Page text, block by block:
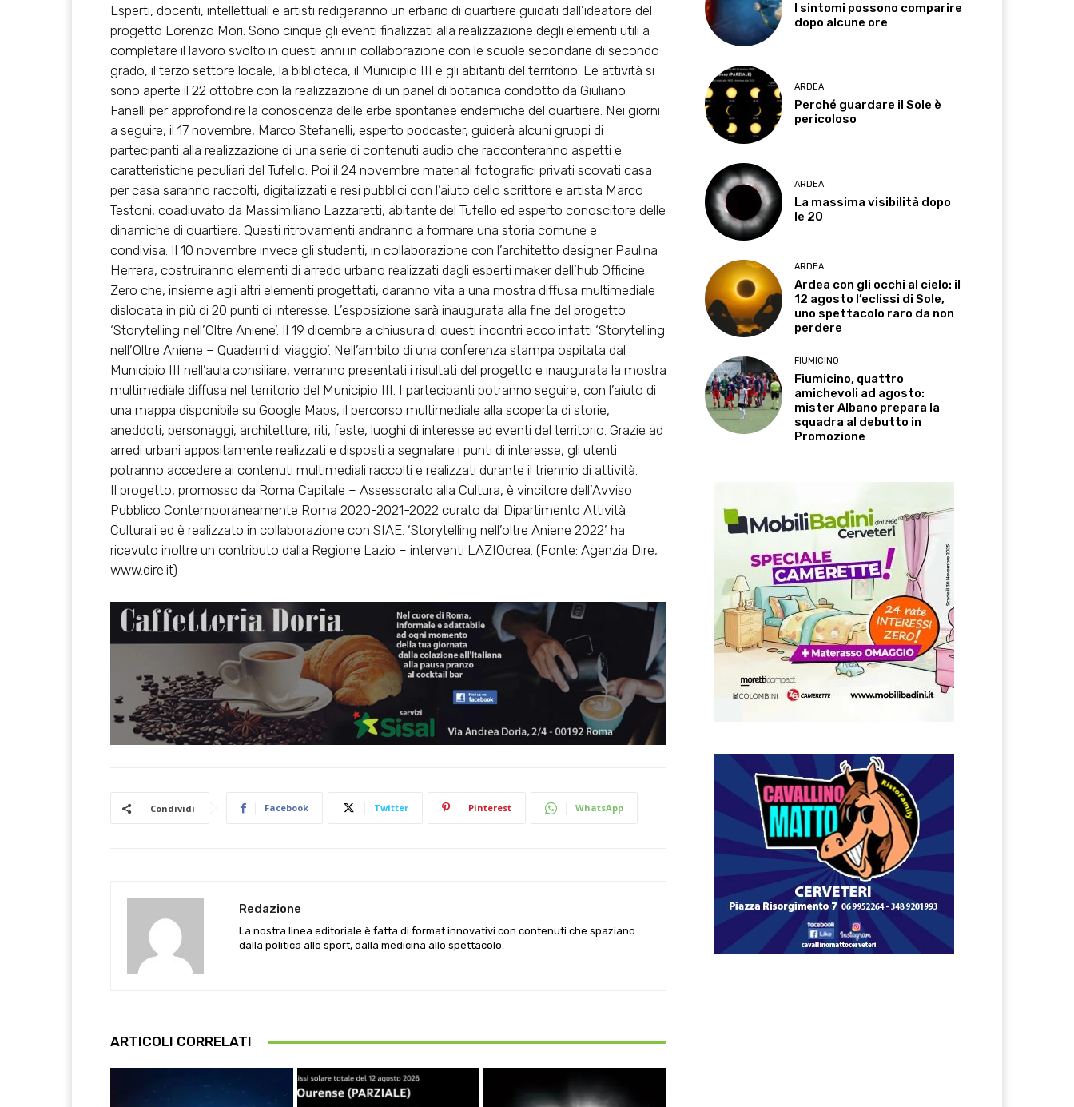
Esperti, docenti, intellettuali e artisti redigeranno un erbario di quartiere guidati dall’ideatore del
progetto Lorenzo Mori. Sono cinque gli eventi finalizzati alla realizzazione degli elementi utili a
completare il lavoro svolto in questi anni in collaborazione con le scuole secondarie di secondo
grado, il terzo settore locale, la biblioteca, il Municipio III e gli abitanti del territorio. Le attività si
sono aperte il 22 ottobre con la realizzazione di un panel di botanica condotto da Giuliano
Fanelli per approfondire la conoscenza delle erbe spontanee endemiche del quartiere. Nei giorni
a seguire, il 17 novembre, Marco Stefanelli, esperto podcaster, guiderà alcuni gruppi di
partecipanti alla realizzazione di una serie di contenuti audio che racconteranno aspetti e
caratteristiche peculiari del Tufello. Poi il 24 novembre materiali fotografici privati scovati casa
per casa saranno raccolti, digitalizzati e resi pubblici con l’aiuto dello scrittore e artista Marco
Testoni, coadiuvato da Massimiliano Lazzaretti, abitante del Tufello ed esperto conoscitore delle
dinamiche di quartiere. Questi ritrovamenti andranno a formare una storia comune e
condivisa. Il 10 novembre invece gli studenti, in collaborazione con l’architetto designer Paulina
Herrera, costruiranno elementi di arredo urbano realizzati dagli esperti maker dell’hub Officine
Zero che, insieme agli altri elementi progettati, daranno vita a una mostra diffusa multimediale
dislocata in più di 20 punti di interesse. L’esposizione sarà inaugurata alla fine del progetto
‘Storytelling nell’Oltre Aniene’. Il 19 dicembre a chiusura di questi incontri ecco infatti ‘Storytelling
nell’Oltre Aniene – Quaderni di viaggio’. Nell’ambito di una conferenza stampa ospitata dal
Municipio III nell’aula consiliare, verranno presentati i risultati del progetto e inaugurata la mostra
multimediale diffusa nel territorio del Municipio III. I partecipanti potranno seguire, con l’aiuto di
una mappa disponibile su Google Maps, il percorso multimediale alla scoperta di storie,
aneddoti, personaggi, architetture, riti, feste, luoghi di interesse ed eventi del territorio. Grazie ad
arredi urbani appositamente realizzati e disposti a segnalare i punti di interesse, gli utenti
potranno accedere ai contenuti multimediali raccolti e realizzati durante il triennio di attività.
Il progetto, promosso da Roma Capitale – Assessorato alla Cultura, è vincitore dell’Avviso
Pubblico Contemporaneamente Roma 2020-2021-2022 curato dal Dipartimento Attività
Culturali ed è realizzato in collaborazione con SIAE. ‘Storytelling nell’oltre Aniene 2022’ ha
ricevuto inoltre un contributo dalla Regione Lazio – interventi LAZIOcrea. (Fonte: Agenzia Dire,
www.dire.it)
Condividi Facebook Twitter Pinterest WhatsApp
Redazione
La nostra linea editoriale è fatta di format innovativi con contenuti che spaziano
dalla politica allo sport, dalla medicina allo spettacolo.
ARTICOLI CORRELATI
I sintomi possono comparire
dopo alcune ore
ARDEA
Perché guardare il Sole è
pericoloso
ARDEA
La massima visibilità dopo
le 20
ARDEA
Ardea con gli occhi al cielo: il
12 agosto l’eclissi di Sole,
uno spettacolo raro da non
perdere
FIUMICINO
Fiumicino, quattro
amichevoli ad agosto:
mister Albano prepara la
squadra al debutto in
Promozione